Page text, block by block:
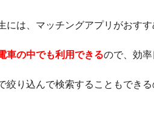
は、マッチングアプリがおすす
車の中でも利用できるので、効率
絞り込んで検索することもでき